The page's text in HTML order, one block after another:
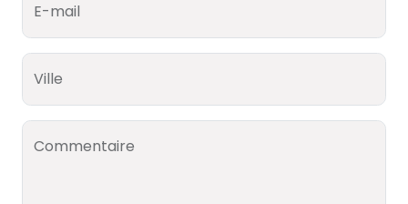
E-mail
Ville
Commentaire